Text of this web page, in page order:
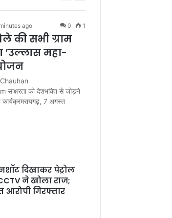
ago 0 1
की सभी ग्राम
’उल्लास महा-
को देशभक्ति से जोड़ने
कार्यक्रमरायगढ़, 7 अगस्त
दिखाकर पेट्रोल
ने खोला राज;
गिरफ्तार